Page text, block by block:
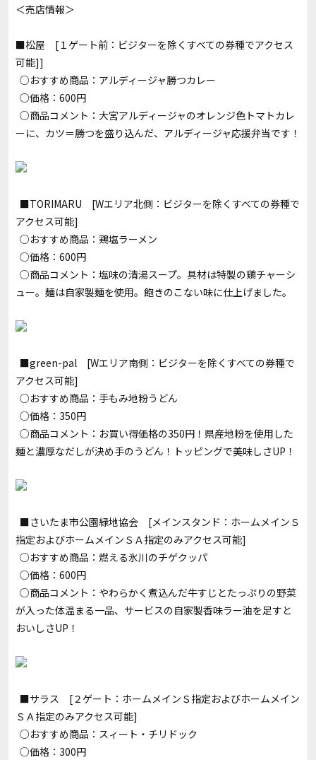
＜売店情報＞
■松屋 [１ゲート前：ビジターを除くすべての券種でアクセス
可能]]
○おすすめ商品：アルディージャ勝つカレー
○価格：600円
○商品コメント：大宮アルディージャのオレンジ色トマトカレ
ーに、カツ＝勝つを盛り込んだ、アルディージャ応援弁当です！
■TORIMARU [Wエリア北側：ビジターを除くすべての券種で
アクセス可能]
○おすすめ商品：鶏塩ラーメン
○価格：600円
○商品コメント：塩味の清湯スープ。具材は特製の鶏チャーシ
ュー。麺は自家製麺を使用。飽きのこない味に仕上げました。
■green-pal [Wエリア南側：ビジターを除くすべての券種で
アクセス可能]
○おすすめ商品：手もみ地粉うどん
○価格：350円
○商品コメント：お買い得価格の350円！県産地粉を使用した
麺と濃厚なだしが決め手のうどん！トッピングで美味しさUP！
■さいたま市公園緑地協会 [メインスタンド：ホームメインＳ
指定およびホームメインＳＡ指定のみアクセス可能]
○おすすめ商品：燃える氷川のチゲクッパ
○価格：600円
○商品コメント：やわらかく煮込んだ牛すじとたっぷりの野菜
が入った体温まる一品、サービスの自家製香味ラー油を足すと
おいしさUP！
■サラス [２ゲート：ホームメインＳ指定およびホームメイン
ＳＡ指定のみアクセス可能]
○おすすめ商品：スィート・チリドック
○価格：300円